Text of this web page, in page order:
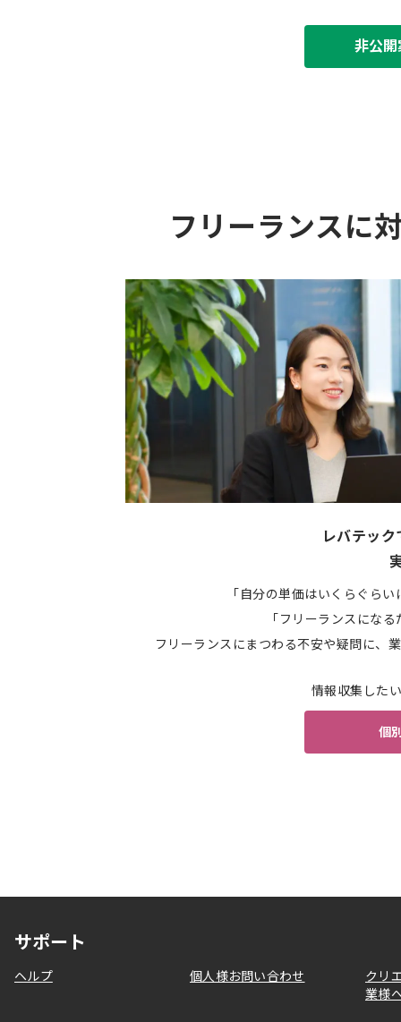
非公
フリーランスに
レバテッ
「自分の単価はいくらぐら
「フリーランスにな
フリーランスにまつわる不安や疑問に、
情報収集した
個
サポート
ヘルプ 個人様お問い合わせ
クリ
業様